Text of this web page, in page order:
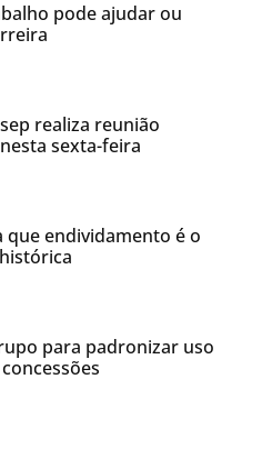
pode ajudar ou
realiza reunião
sexta-feira
que endividamento é o
para padronizar uso